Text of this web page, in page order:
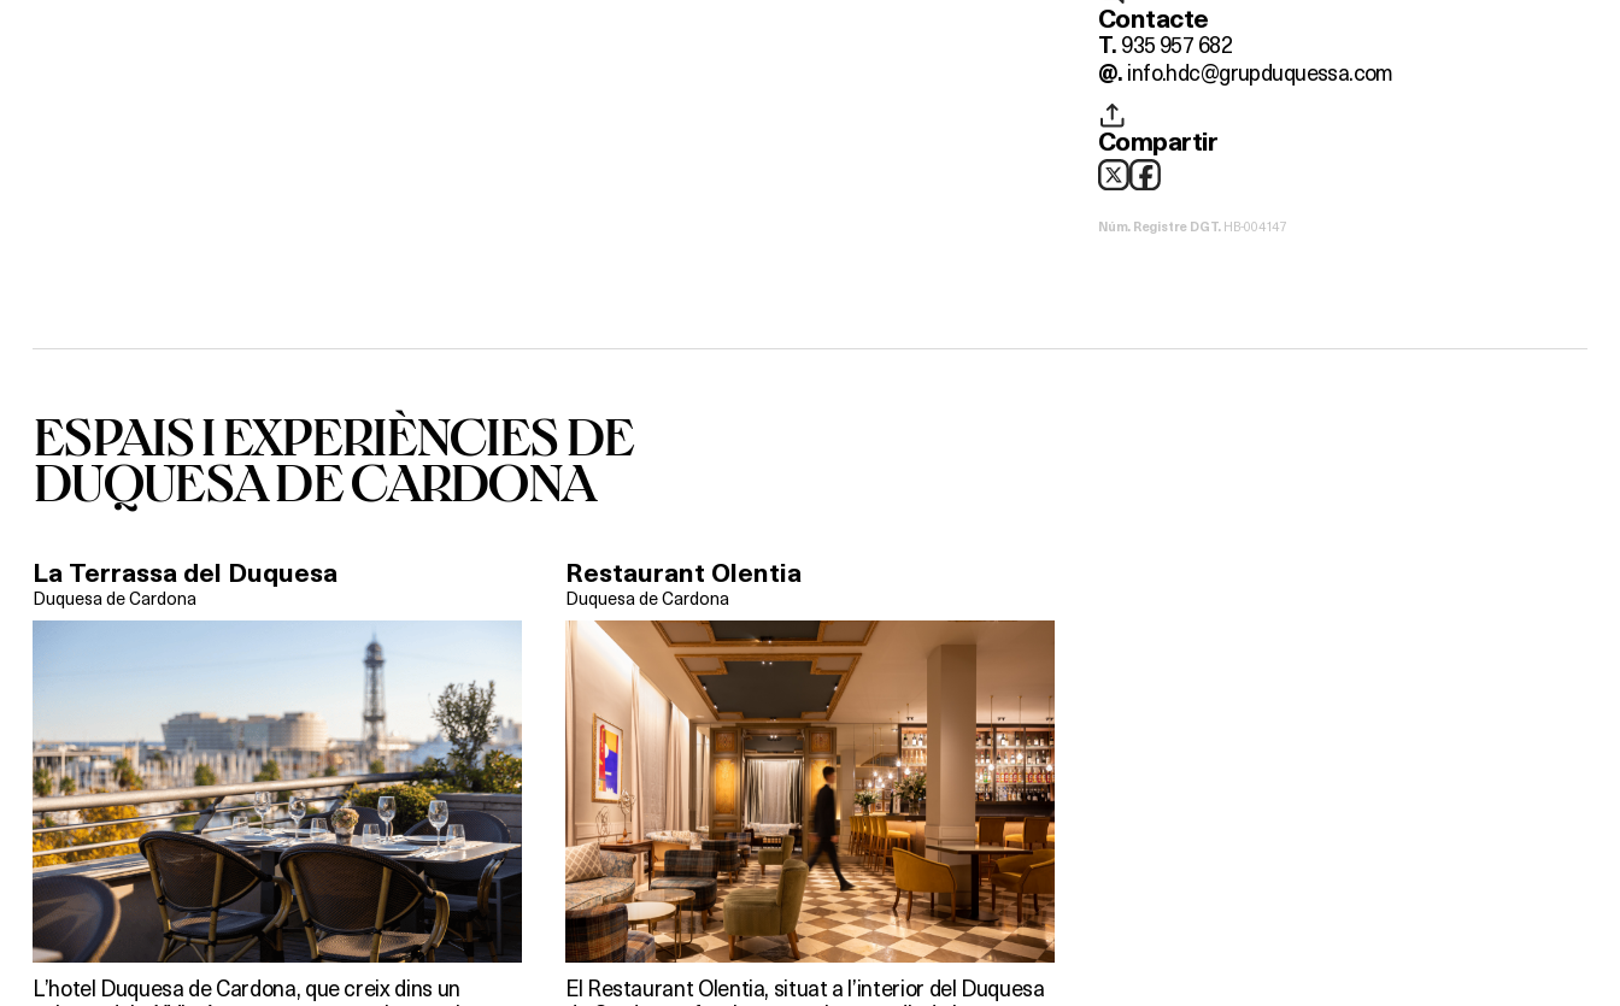
Contacte
T. 935 957 682
@. info.hdc@grupduquessa.com
Compartir
Núm. Registre DGT. HB-004147
ESPAIS I EXPERIÈNCIES DE
DUQUESA DE CARDONA
La Terrassa del Duquesa
Duquesa de Cardona
L’hotel Duquesa de Cardona, que creix dins un
Restaurant Olentia
Duquesa de Cardona
El Restaurant Olentia, situat a l’interior del Duquesa